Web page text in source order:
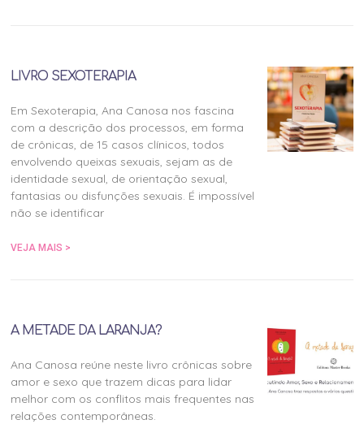
LIVRO SEXOTERAPIA
Em Sexoterapia, Ana Canosa nos fascina
com a descrição dos processos, em forma
de crônicas, de 15 casos clínicos, todos
envolvendo queixas sexuais, sejam as de
identidade sexual, de orientação sexual,
fantasias ou disfunções sexuais. É impossível
não se identificar
VEJA MAIS >
A METADE DA LARANJA?
Ana Canosa reúne neste livro crônicas sobre
amor e sexo que trazem dicas para lidar
melhor com os conflitos mais frequentes nas
relações contemporâneas.